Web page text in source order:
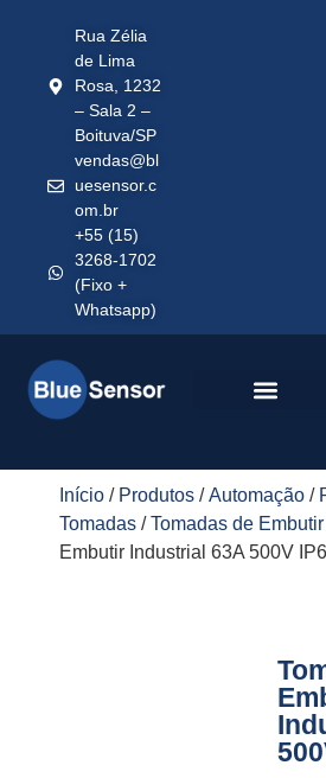
Rua Zélia
de Lima
Rosa, 1232
– Sala 2 –
Boituva/SP
vendas@bl
uesensor.c
om.br
+55 (15)
3268-1702
(Fixo +
Whatsapp)
Início / Produtos /Automação /
Tomadas /Tomadas de Embutir
Embutir Industrial 63A 500V